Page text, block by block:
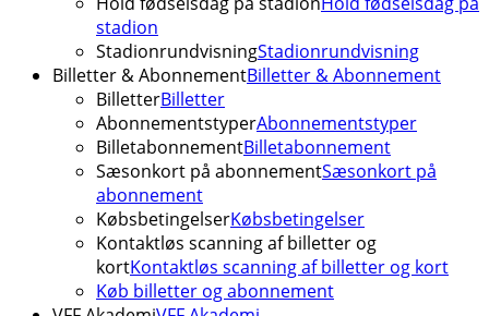
stadion
StadionrundvisningStadionrundvisning
Billetter & AbonnementBilletter & Abonnement
BilletterBilletter
AbonnementstyperAbonnementstyper
BilletabonnementBilletabonnement
Sæsonkort på abonnementSæsonkort på
abonnement
KøbsbetingelserKøbsbetingelser
Kontaktløs scanning af billetter og
kortKontaktløs scanning af billetter og kort
Køb billetter og abonnement